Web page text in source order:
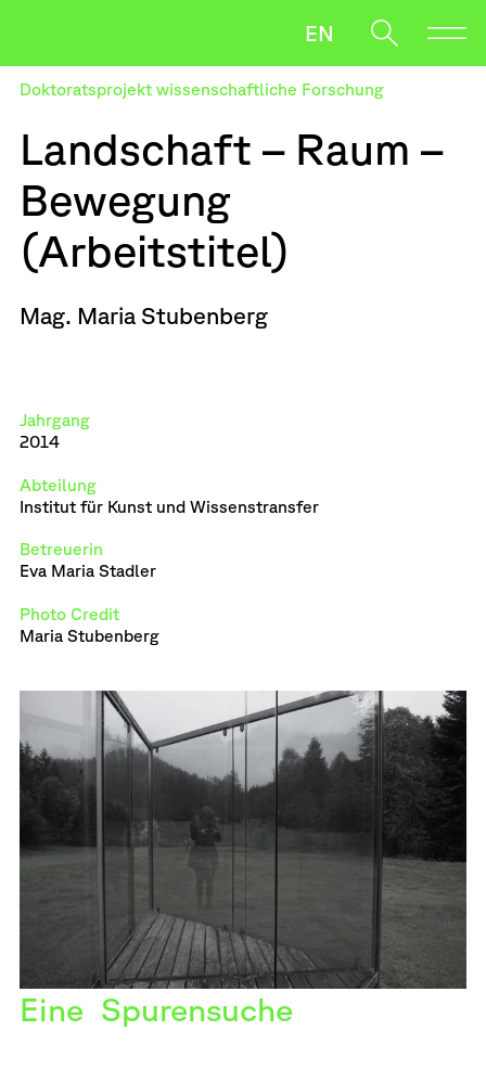
Forschung
Studium
Bewerben
News
Downloads
Oft gesucht
Salzmann
Leaking Things
Wenn die Ergebnisse der automatischen
EN
Doktoratsprojekt wissenschaftliche Forschung
Landschaft – Raum –
Bewegung
(Arbeitstitel)
Mag. Maria Stubenberg
Jahrgang
2014
Abteilung
Institut für Kunst und Wissenstransfer
Betreuerin
Eva Maria Stadler
Photo Credit
Maria Stubenberg
Eine Spurensuche